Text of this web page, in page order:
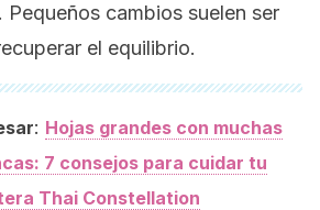
cambios suelen ser
el equilibrio.
: Hojas grandes con muchas
7 consejos para cuidar tu
Thai Constellation